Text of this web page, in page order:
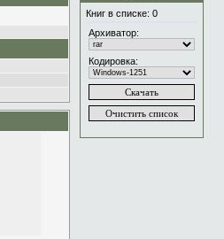
Книг в списке: 0
Архиватор:
Кодировка: